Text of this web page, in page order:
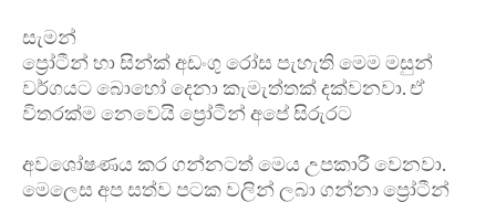
සැමන්
ප්‍රෝටීන් හා සින්ක් අඩංගු රෝස පැහැති මෙම මසුන්
වර්ගයට බොහෝ දෙනා කැමැත්තක් දක්වනවා. ඒ
විතරක්ම නෙවෙයි ප්‍රෝටීන් අපේ සිරුරට
අවශෝෂණය කර ගන්නටත් මෙය උපකාරී වෙනවා.
මෙලෙස අප සත්ව පටක වලින් ලබා ගන්නා ප්‍රෝටීන්